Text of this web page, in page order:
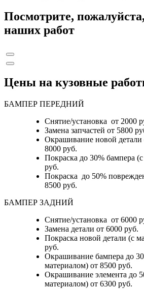
Посмотрите,
наших работ
Цены на кузовные
БАМПЕР ПЕРЕДНИЙ
Снятие/установка от 2000
Замена запчастей от 5800
Окрашивание новой детали
8000 руб.
Покраска до 30% бампера
руб.
Покраска до 50%
8500 руб.
БАМПЕР ЗАДНИЙ
Снятие/установка от 6000
Замена детали от 6000 руб.
Покраска новой детали (с
руб.
Окрашивание бампера до
материалом) от 8500 руб.
Окрашивание элемента до
материалом) от 6300 руб.